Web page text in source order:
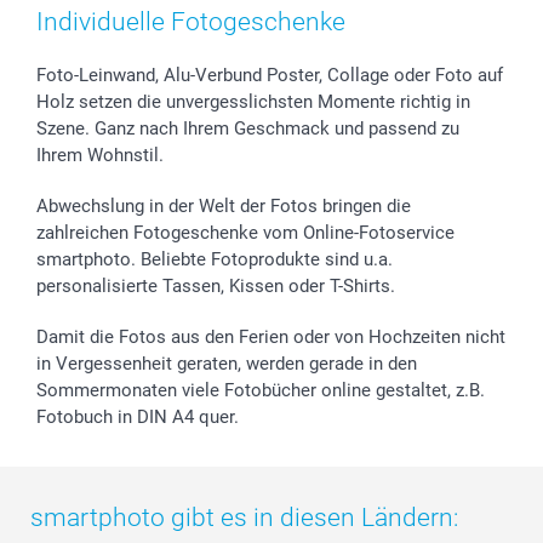
Zubehör & Material
Foto-Kalender & Agenden
Sticker & Etiketten
Geschenk-Gutscheine (PDF)
AGB
Presse
Partnerprogramme
Investor Relations
B2B smartbusiness
Widerrufsrecht
Muttertag
Kommunion & Konfirmation
Hochzeit
Geburtstag
Geburt
Zu allen Anlässen
Preise und Versandkosten
48h Lieferung
Zahlungsmöglichkeiten
Anmelden /Registrieren
Sitemap
Status der Bestellung
smartfriends
smartgarantie
smartbonus
Individuelle Fotogeschenke
Foto-Leinwand, Alu-Verbund Poster, Collage oder Foto auf
Holz setzen die unvergesslichsten Momente richtig in
Szene. Ganz nach Ihrem Geschmack und passend zu
Ihrem Wohnstil.
Abwechslung in der Welt der Fotos bringen die
zahlreichen Fotogeschenke vom Online-Fotoservice
smartphoto. Beliebte Fotoprodukte sind u.a.
personalisierte Tassen, Kissen oder T-Shirts.
Damit die Fotos aus den Ferien oder von Hochzeiten nicht
in Vergessenheit geraten, werden gerade in den
Sommermonaten viele Fotobücher online gestaltet, z.B.
Fotobuch in DIN A4 quer.
smartphoto gibt es in diesen Ländern: